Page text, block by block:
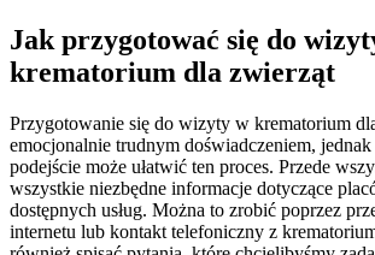
Jak przygotować się do
krematorium dla zwierząt
Przygotowanie się do wizyty w krematorium
emocjonalnie trudnym doświadczeniem,
podejście może ułatwić ten proces. Przede
wszystkie niezbędne informacje dotyczące
dostępnych usług. Można to zrobić poprzez
internetu lub kontakt telefoniczny z